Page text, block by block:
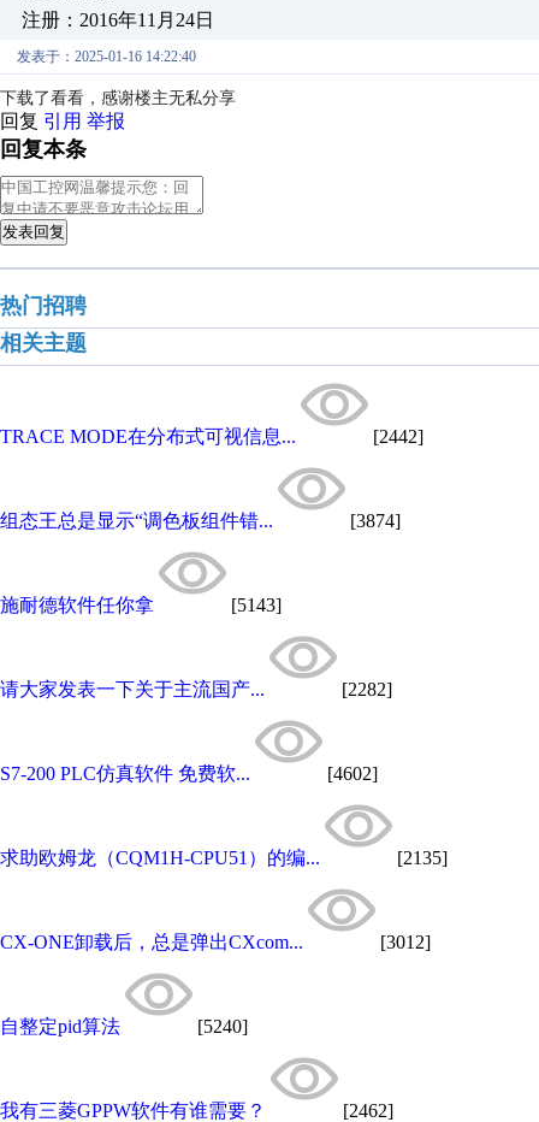
注册：2016年11月24日
发表于：2025-01-16 14:22:40
下载了看看，感谢楼主无私分享
回复 引用 举报
回复本条
发表回复
热门招聘
相关主题
TRACE MODE在分布式可视信息... [2442]
组态王总是显示“调色板组件错... [3874]
施耐德软件任你拿 [5143]
请大家发表一下关于主流国产... [2282]
S7-200 PLC仿真软件 免费软... [4602]
求助欧姆龙（CQM1H-CPU51）的编... [2135]
CX-ONE卸载后，总是弹出CXcom... [3012]
自整定pid算法 [5240]
我有三菱GPPW软件有谁需要？ [2462]